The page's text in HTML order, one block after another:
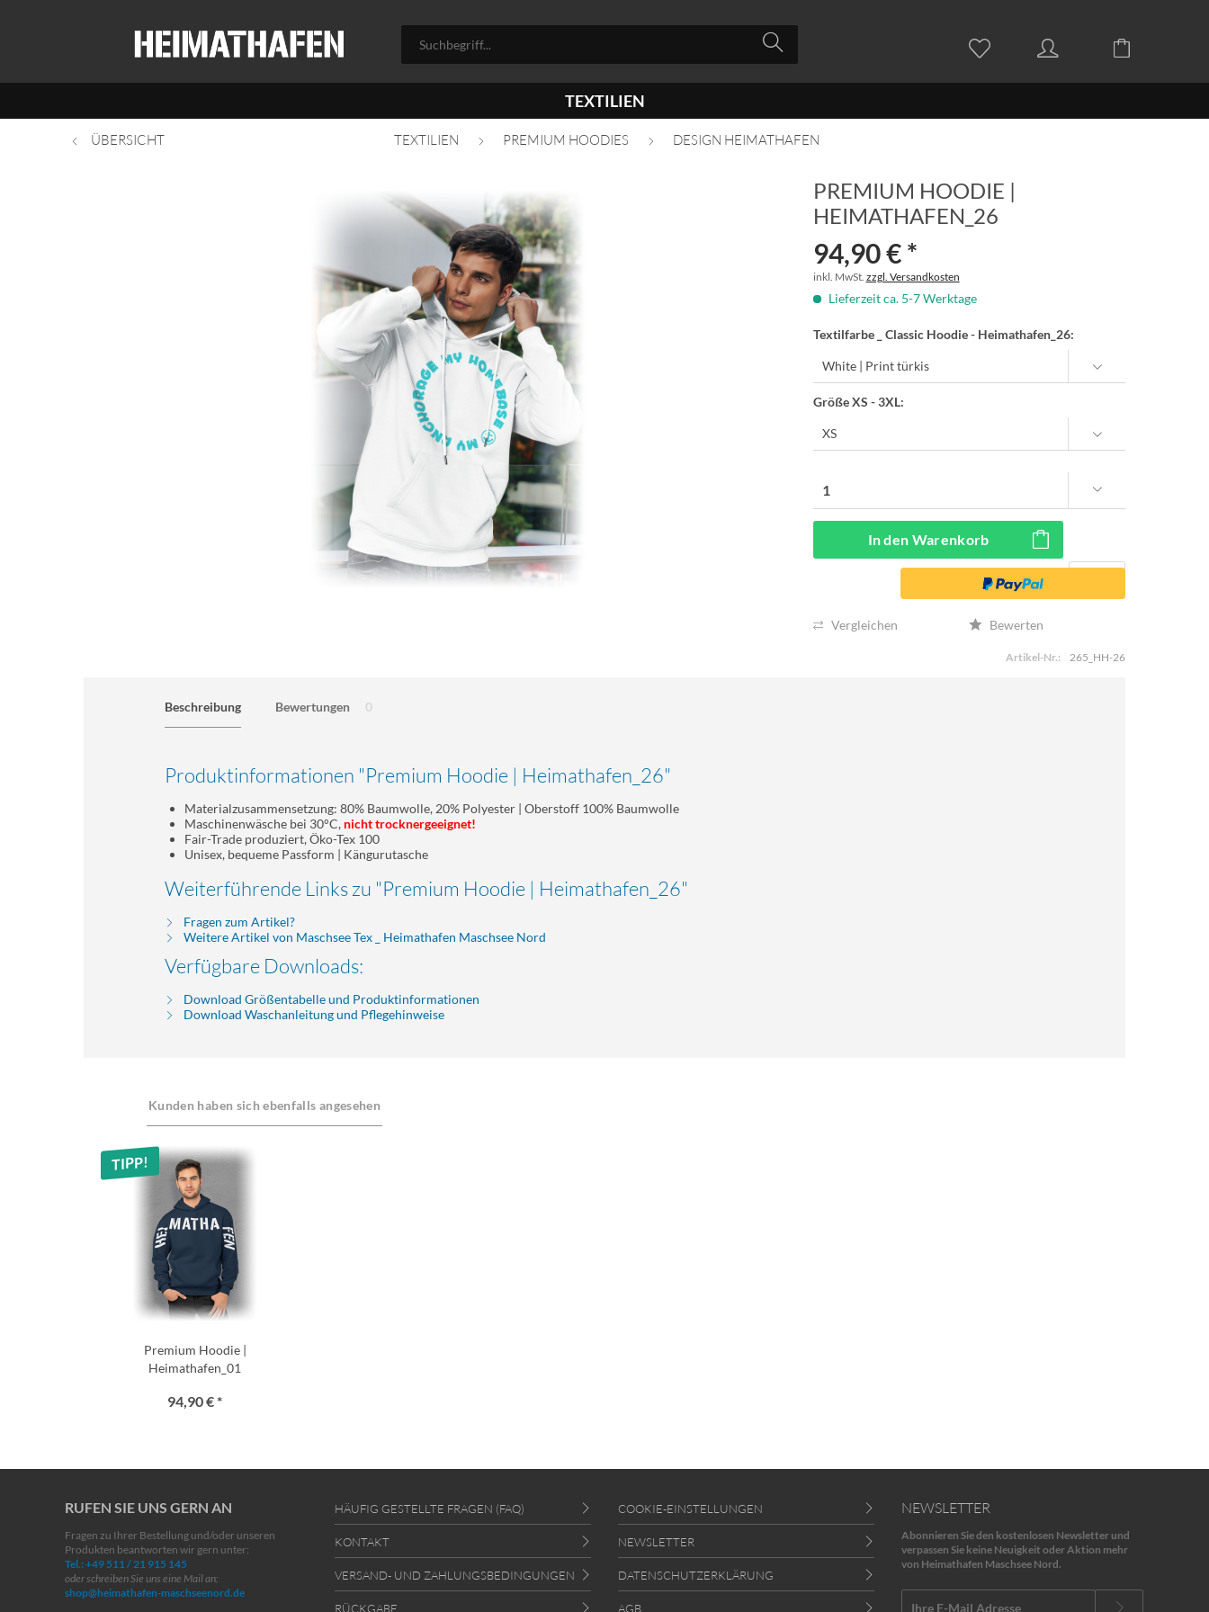
TEXTILIEN
ÜBERSICHT TEXTILIEN PREMIUM HOODIES DESIGN HEIMATHAFEN
PREMIUM HOODIE |
HEIMATHAFEN_26
94,90 € *
inkl. MwSt. zzgl. Versandkosten
Lieferzeit ca. 5-7 Werktage
Textilfarbe _ Classic Hoodie - Heimathafen_26:
Größe XS - 3XL:
In den Warenkorb
Vergleichen Bewerten
Artikel-Nr.: 265_HH-26
Beschreibung Bewertungen 0
Produktinformationen "Premium Hoodie | Heimathafen_26"
Materialzusammensetzung: 80% Baumwolle, 20% Polyester | Oberstoff 100% Baumwolle
Maschinenwäsche bei 30°C, nicht trocknergeeignet!
Fair-Trade produziert, Öko-Tex 100
Unisex, bequeme Passform | Kängurutasche
Weiterführende Links zu "Premium Hoodie | Heimathafen_26"
Fragen zum Artikel?
Weitere Artikel von Maschsee Tex _ Heimathafen Maschsee Nord
Verfügbare Downloads:
Download Größentabelle und Produktinformationen
Download Waschanleitung und Pflegehinweise
Kunden haben sich ebenfalls angesehen
TIPP!
Premium Hoodie |
Heimathafen_01
94,90 € *
RUFEN SIE UNS GERN AN
Fragen zu Ihrer Bestellung und/oder unseren
Produkten beantworten wir gern unter:
Tel.: +49 511 / 21 915 145
oder schreiben Sie uns eine Mail an:
shop@heimathafen-maschseenord.de
HÄUFIG GESTELLTE FRAGEN (FAQ)
KONTAKT
VERSAND- UND ZAHLUNGSBEDINGUNGEN
RÜCKGABE
COOKIE-EINSTELLUNGEN
NEWSLETTER
DATENSCHUTZERKLÄRUNG
AGB
NEWSLETTER
Abonnieren Sie den kostenlosen Newsletter und
verpassen Sie keine Neuigkeit oder Aktion mehr
von Heimathafen Maschsee Nord.